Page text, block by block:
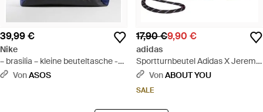
39,99 €
Nike
– brasilia – kleine beuteltasche -
BlauVonASOS
17,90 €9,90 €
adidas
Sportturnbeutel Adidas X Jeremy
Scott - Pink
VonABOUT YOU
SALE